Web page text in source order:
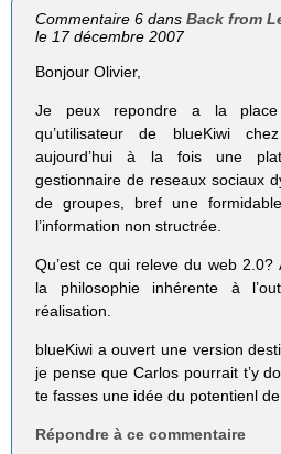
Commentaire 6 dansBack from
le 17 décembre 2007
Bonjour Olivier,
Je peux repondre a la
qu’utilisateur de blueKiwi
aujourd’hui à la fois une
gestionnaire de reseaux sociaux
de groupes, bref une
l’information non structrée.
Qu’est ce qui releve du web
la philosophie inhérente à
réalisation.
blueKiwi a ouvert une version
je pense que Carlos pourrait t’y
te fasses une idée du potentienl
Répondre à ce commentaire